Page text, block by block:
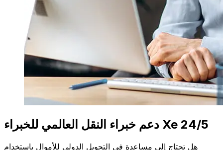
دعم خبراء النقل العالمي للخبراء Xe 24/5
هل تحتاج إلى مساعدة في التحويل الدولي للأموال باستخدام